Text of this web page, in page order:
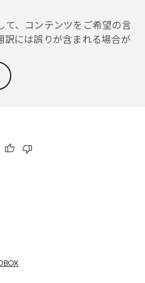
、コンテンツをご希望の言
訳には誤りが含まれる場合が